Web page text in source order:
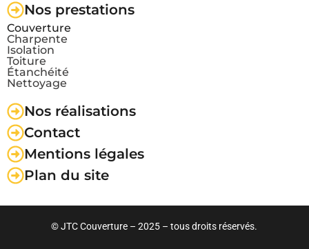
Nos prestations
Couverture
Charpente
Isolation
Toiture
Étanchéité
Nettoyage
Nos réalisations
Contact
Mentions légales
Plan du site
© JTC Couverture – 2025 – tous droits réservés.